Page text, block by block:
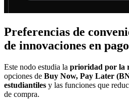
Preferencias de
de innovaciones en pago
Este nodo estudia la prioridad por la
opciones de Buy Now, Pay Later
estudiantiles y las funciones que
de compra.